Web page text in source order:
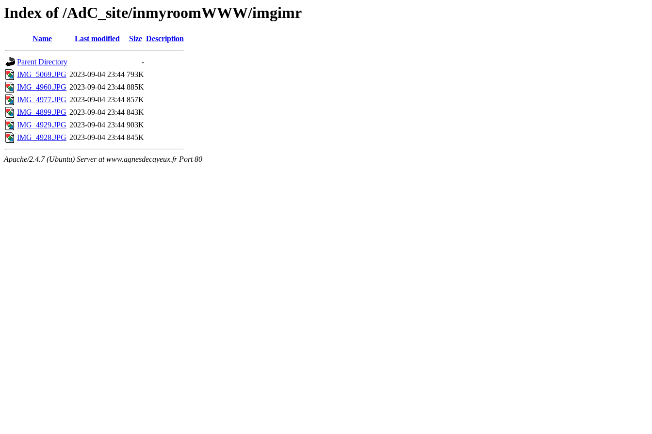
Index of /AdC_site/inmyroomWWW/imgimr
Name Last modified Size Description
Parent Directory
-
IMG_5069.JPG 2023-09-04 23:44 793K
IMG_4960.JPG 2023-09-04 23:44 885K
IMG_4977.JPG 2023-09-04 23:44 857K
IMG_4899.JPG 2023-09-04 23:44 843K
IMG_4929.JPG 2023-09-04 23:44 903K
IMG_4928.JPG 2023-09-04 23:44 845K
Apache/2.4.7 (Ubuntu) Server at www.agnesdecayeux.fr Port 80